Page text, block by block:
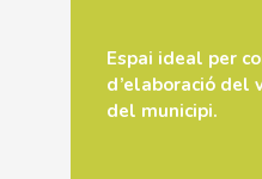
Espai ideal per
d’elaboració del
del municipi.